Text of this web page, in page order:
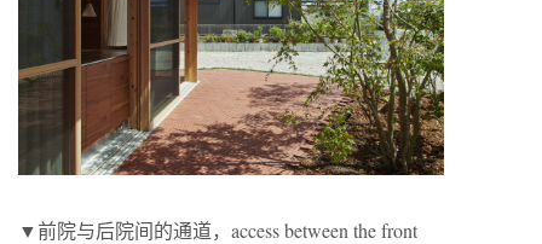
▼前院与后院间的通道，access between the front